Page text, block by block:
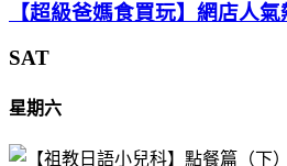
【超級爸媽食買玩】網店人
SAT
星期六